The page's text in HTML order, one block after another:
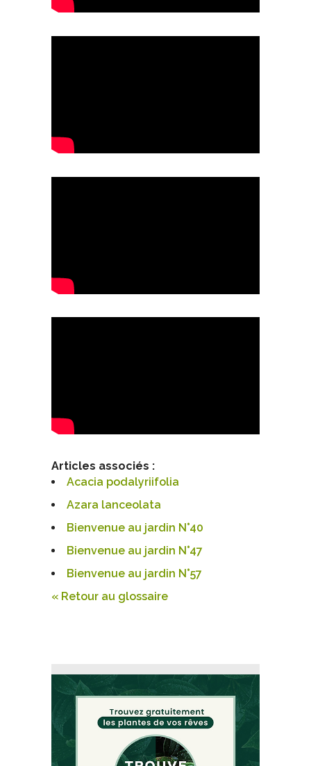
Articles associés :
Acacia podalyriifolia
Azara lanceolata
Bienvenue au jardin N°40
Bienvenue au jardin N°47
Bienvenue au jardin N°57
« Retour au glossaire